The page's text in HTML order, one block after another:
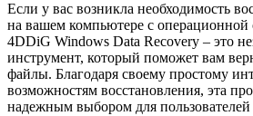
Если у вас возникла необходимость
на вашем компьютере с операционной
4DDiG Windows Data Recovery – это
инструмент, который поможет вам
файлы. Благодаря своему простому
возможностям восстановления, эта
надежным выбором для